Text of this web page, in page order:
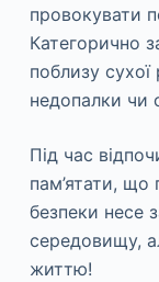
провокувати
Категорично
поблизу
недопалки чи
Під час
пам’ятати,
безпеки несе
середовищу,
життю!